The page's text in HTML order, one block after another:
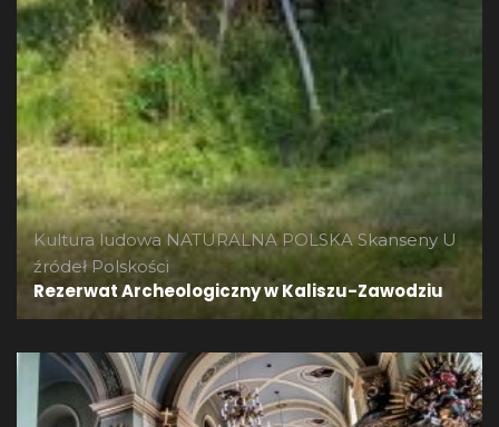
Kultura ludowa NATURALNA POLSKA Skanseny U
źródeł Polskości
Rezerwat Archeologiczny w Kaliszu-Zawodziu